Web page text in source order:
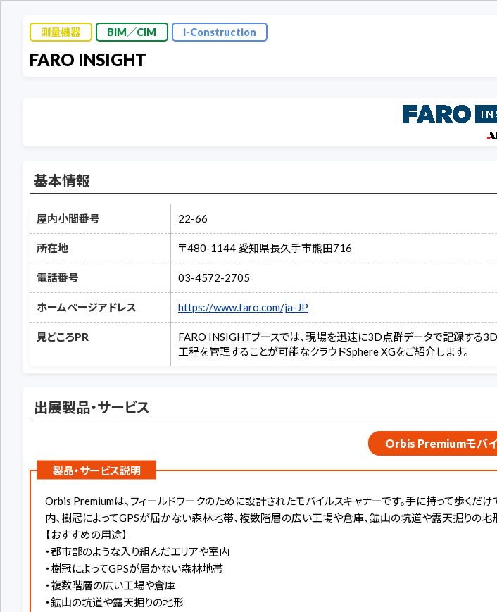
測量機器 BIM／CIM i-Construction
FARO INSIGHT
基本情報
屋内小間番号 22-66
所在地 〒480-1144 愛知県長久手市熊田716
電話番号 03-4572-2705
ホームページアドレス https://www.faro.com/ja-JP
見どころPR
FARO INSIGHTブースでは、現場を迅速に3D点群データで記録する
工程を管理することが可能なクラウドSphere XGをご紹介します。
出展製品・サービス
Orbis Premiumモバ
製品・サービス説明
Orbis Premiumは、フィールドワークのために設計されたモバイルスキャナーです。手に持って歩く
内、樹冠によってGPSが届かない森林地帯、複数階層の広い工場や倉庫、鉱山の坑道や露天掘りの地
【おすすめの用途】
・都市部のような入り組んだエリアや室内
・樹冠によってGPSが届かない森林地帯
・複数階層の広い工場や倉庫
・鉱山の坑道や露天掘りの地形